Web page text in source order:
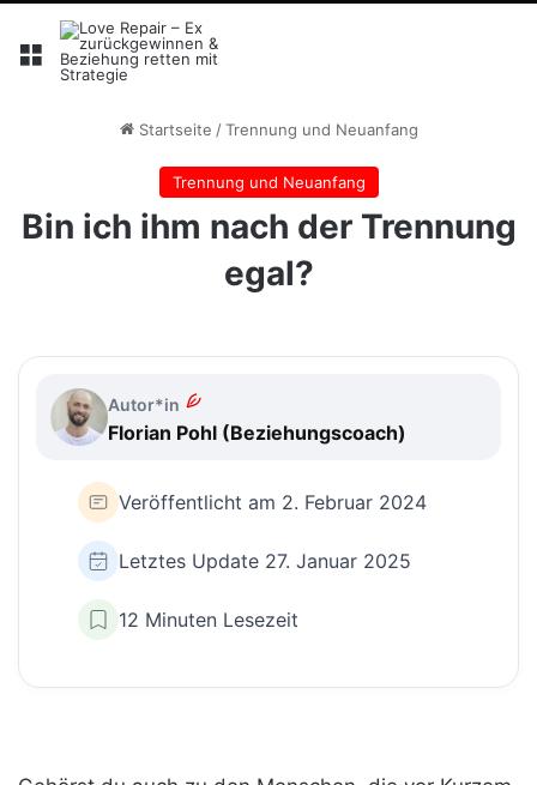
Menü
Startseite / Trennung und Neuanfang
Trennung und Neuanfang
Bin ich ihm nach der Trennung
egal?
Autor*in
Florian Pohl (Beziehungscoach)
Veröffentlicht am 2. Februar 2024
Letztes Update 27. Januar 2025
12 Minuten Lesezeit